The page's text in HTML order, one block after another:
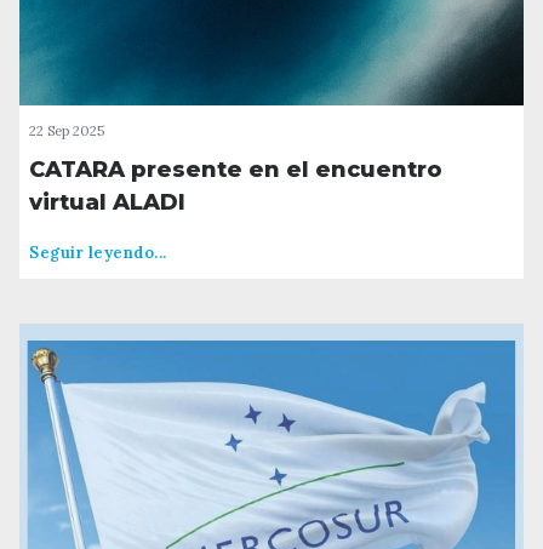
22 Sep 2025
CATARA presente en el encuentro
virtual ALADI
Seguir leyendo...